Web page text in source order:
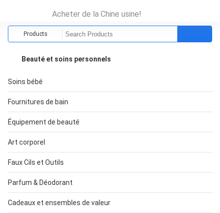
Acheter de la Chine usine!
Products
Beauté et soins personnels
Soins bébé
Fournitures de bain
Équipement de beauté
Art corporel
Faux Cils et Outils
Parfum & Déodorant
Cadeaux et ensembles de valeur